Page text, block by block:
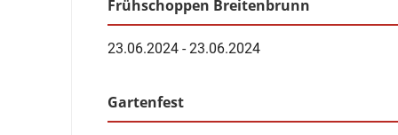
Frühschoppen Breitenbrunn
23.06.2024 - 23.06.2024
Gartenfest